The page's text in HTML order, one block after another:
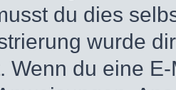
du dies
wurde
Wenn du eine